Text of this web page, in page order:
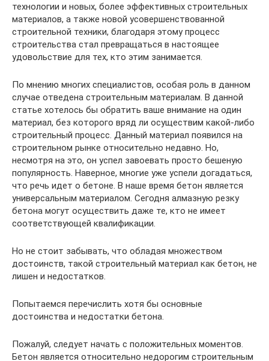
технологии и новых, более эффективных строительных
материалов, а также новой усовершенствованной
строительной техники, благодаря этому процесс
строительства стал превращаться в настоящее
удовольствие для тех, кто этим занимается.
По мнению многих специалистов, особая роль в данном
случае отведена строительным материалам. В данной
статье хотелось бы обратить ваше внимание на один
материал, без которого вряд ли осуществим какой-либо
строительный процесс. Данный материал появился на
строительном рынке относительно недавно. Но,
несмотря на это, он успел завоевать просто бешеную
популярность. Наверное, многие уже успели догадаться,
что речь идет о бетоне. В наше время бетон является
универсальным материалом. Сегодня алмазную резку
бетона могут осуществить даже те, кто не имеет
соответствующей квалификации.
Но не стоит забывать, что обладая множеством
достоинств, такой строительный материал как бетон, не
лишен и недостатков.
Попытаемся перечислить хотя бы основные
достоинства и недостатки бетона.
Пожалуй, следует начать с положительных моментов.
Бетон является относительно недорогим строительным